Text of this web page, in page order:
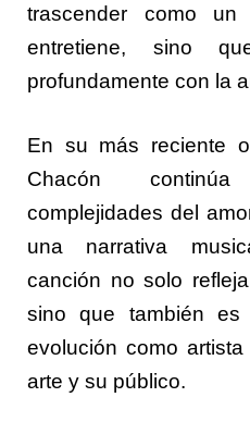
trascender como
entretiene, sino
profundamente con la
En su más reciente
Chacón
complejidades del
una narrativa
canción no solo
sino que también
evolución como
arte y su público.